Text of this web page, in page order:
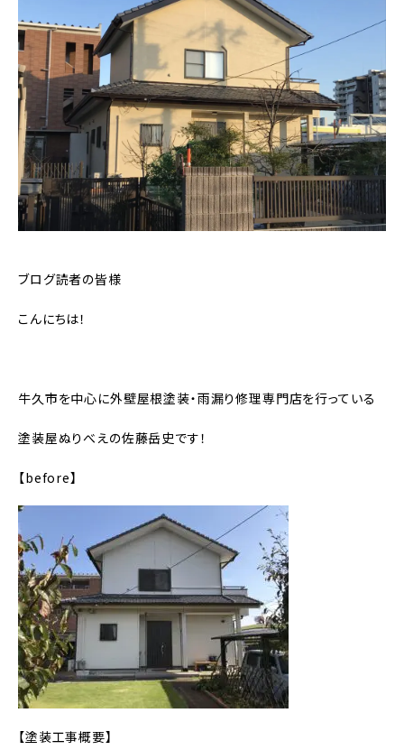
ブログ読者の皆様
こんにちは！
牛久市を中心に外壁屋根塗装・雨漏り修理専門店を行っている
塗装屋ぬりべえの佐藤岳史です！
【before】
【塗装工事概要】